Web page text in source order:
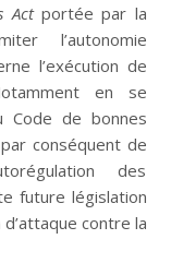
Actportée par la
l’autonomie
l’exécution de
en se
Code de bonnes
conséquent de
des
future législation
contre la